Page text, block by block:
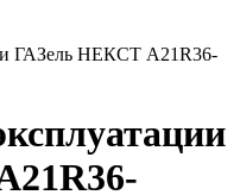
ГАЗель НЕКСТ A21R36-